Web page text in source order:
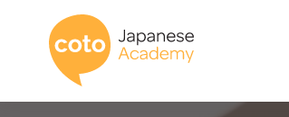
Coto